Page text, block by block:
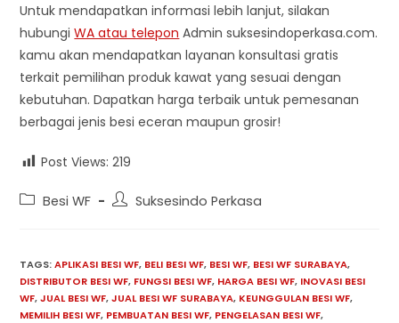
Untuk mendapatkan informasi lebih lanjut, silakan
hubungiWA atau telepon Admin suksesindoperkasa.com.
kamu akan mendapatkan layanan konsultasi gratis
terkait pemilihan produk kawat yang sesuai dengan
kebutuhan. Dapatkan harga terbaik untuk pemesanan
berbagai jenis besi eceran maupun grosir!
Post Views: 219
PostBesi WF
PostSuksesindo Perkasa
TAGS:APLIKASI BESI WF, BELI BESI WF, BESI WF, BESI WF SURABAYA,
DISTRIBUTOR BESI WF, FUNGSI BESI WF, HARGA BESI WF, INOVASI BESI
WF, JUAL BESI WF, JUAL BESI WF SURABAYA, KEUNGGULAN BESI WF,
MEMILIH BESI WF, PEMBUATAN BESI WF, PENGELASAN BESI WF,